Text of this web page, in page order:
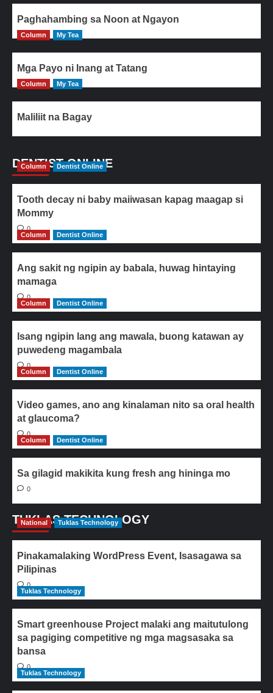
Paghahambing sa Noon at Ngayon
Column My Tea
Mga Payo ni Inang at Tatang
Column My Tea
Maliliit na Bagay
DENTIST ONLINE
Column Dentist Online
Tooth decay ni baby maiiwasan kapag maagap si
Mommy
0
Column
Dentist Online
Ang sakit ng ngipin ay babala, huwag hintaying
mamaga
0
Column
Dentist Online
Isang ngipin lang ang mawala, buong katawan ay
puwedeng magambala
0
Column
Dentist Online
Video games, ano ang kinalaman nito sa oral health
at glaucoma?
0
Column
Dentist Online
Sa gilagid makikita kung fresh ang hininga mo
0
TUKLAS TECHNOLOGY
National Tuklas Technology
Pinakamalaking WordPress Event, Isasagawa sa
Pilipinas
0
Tuklas Technology
Smart greenhouse Project malaki ang maitutulong
sa pagiging competitive ng mga magsasaka sa
bansa
0
Tuklas Technology